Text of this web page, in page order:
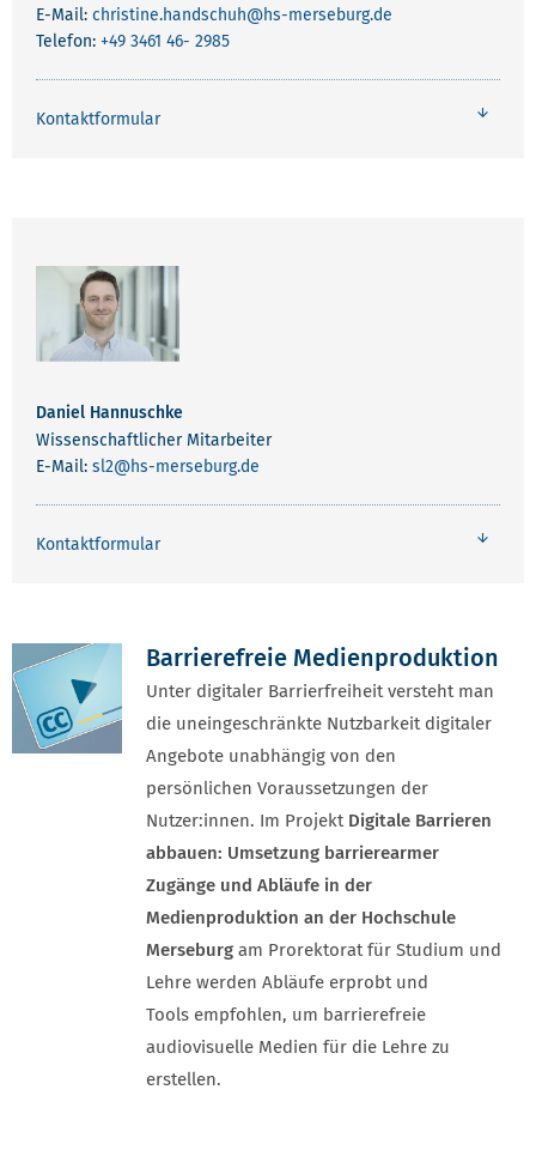
E-Mail: christine.handschuh@hs-merseburg.de
Telefon: +49 3461 46- 2985
Kontaktformular
Daniel Hannuschke
Wissenschaftlicher Mitarbeiter
E-Mail: sl2@hs-merseburg.de
Kontaktformular
Barrierefreie Medienproduktion
Unter digitaler Barrierfreiheit versteht man
die uneingeschränkte Nutzbarkeit digitaler
Angebote unabhängig von den
persönlichen Voraussetzungen der
Nutzer:innen. Im ProjektDigitale Barrieren
abbauen: Umsetzung barrierearmer
Zugänge und Abläufe in der
Medienproduktion an der Hochschule
Merseburg am Prorektorat für Studium und
Lehre werden Abläufe erprobt und
Tools empfohlen, um barrierefreie
audiovisuelle Medien für die Lehre zu
erstellen.